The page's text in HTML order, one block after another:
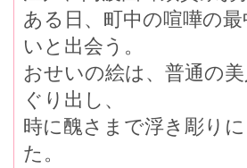
ある日、町中の喧嘩の
いと出会う。
おせいの絵は、普通の
ぐり出し、
時に醜さまで浮き彫り
た。